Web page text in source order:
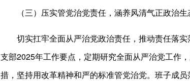
（三）压实管党治党责任，涵养风清气正政治生
切实扛牢全面从严治党政治责任，推动责任落
支部2025年工作要点，定期研究全面从严治党工作
措，坚持用改革精神和严的标准管党治党。班子成员